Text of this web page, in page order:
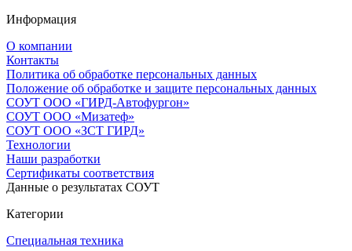
Информация
О компании
Контакты
Политика об обработке персональных данных
Положение об обработке и защите персональных данных
СОУТ ООО «ГИРД-Автофургон»
СОУТ ООО «Мизатеф»
СОУТ ООО «ЗСТ ГИРД»
Технологии
Наши разработки
Сертификаты соответствия
Данные о результатах СОУТ
Категории
Специальная техника